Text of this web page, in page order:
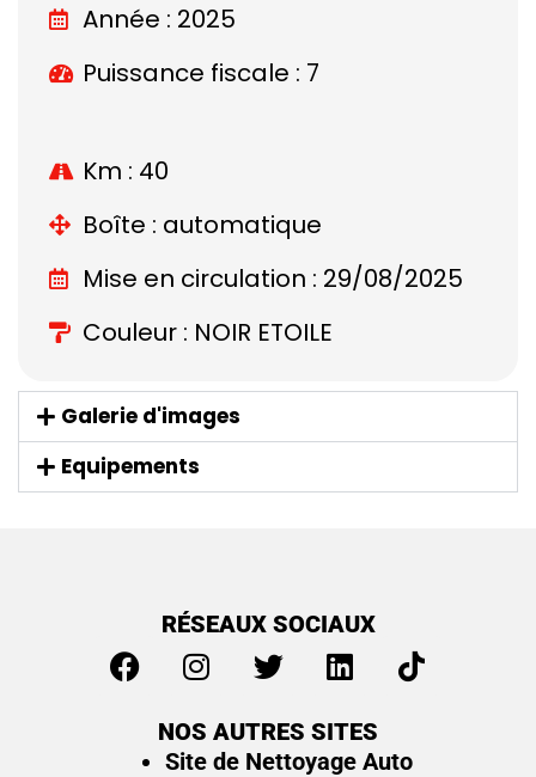
Année : 2025
Puissance fiscale : 7
Km : 40
Boîte : automatique
Mise en circulation : 29/08/2025
Couleur : NOIR ETOILE
Galerie d'images
Equipements
RÉSEAUX SOCIAUX
NOS AUTRES SITES
Site de Nettoyage Auto